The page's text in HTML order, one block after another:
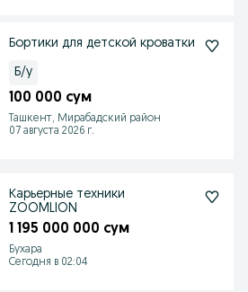
Бортики для детской кроватки
Б/у
100 000 сум
Ташкент, Мирабадский район
07 августа 2026 г.
Карьерные техники
ZOOMLION
1 195 000 000 сум
Бухара
Сегодня в 02:04